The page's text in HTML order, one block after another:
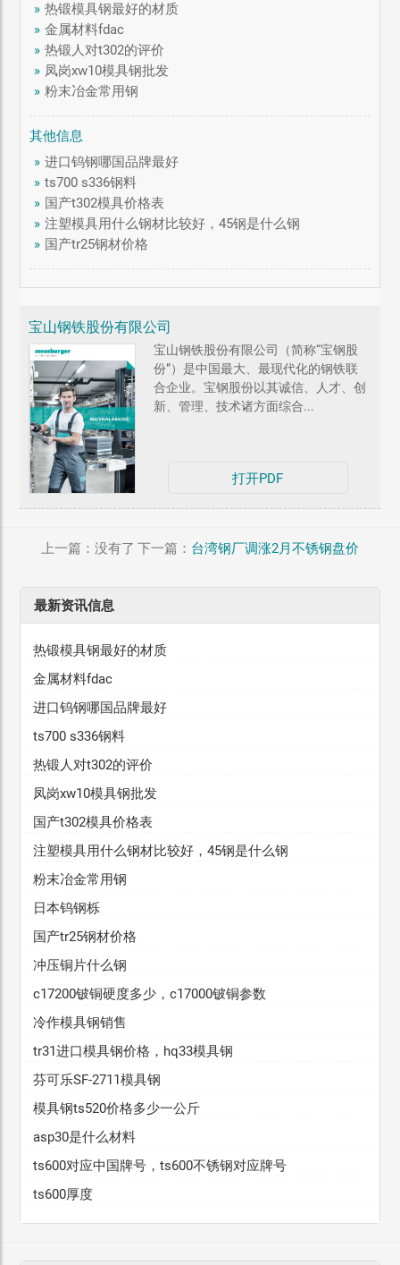
» 热锻模具钢最好的材质
» 金属材料fdac
» 热锻人对t302的评价
» 凤岗xw10模具钢批发
» 粉末冶金常用钢
其他信息
» 进口钨钢哪国品牌最好
» ts700 s336钢料
» 国产t302模具价格表
» 注塑模具用什么钢材比较好，45钢是什么钢
» 国产tr25钢材价格
宝山钢铁股份有限公司
宝山钢铁股份有限公司（简称“宝钢股
份”）是中国最大、最现代化的钢铁联
合企业。宝钢股份以其诚信、人才、创
新、管理、技术诸方面综合...
打开PDF
上一篇：没有了 下一篇： 台湾钢厂调涨2月不锈钢盘价
最新资讯信息
热锻模具钢最好的材质
金属材料fdac
进口钨钢哪国品牌最好
ts700 s336钢料
热锻人对t302的评价
凤岗xw10模具钢批发
国产t302模具价格表
注塑模具用什么钢材比较好，45钢是什么钢
粉末冶金常用钢
日本钨钢栎
国产tr25钢材价格
冲压铜片什么钢
c17200铍铜硬度多少，c17000铍铜参数
冷作模具钢销售
tr31进口模具钢价格，hq33模具钢
芬可乐SF-2711模具钢
模具钢ts520价格多少一公斤
asp30是什么材料
ts600对应中国牌号，ts600不锈钢对应牌号
ts600厚度